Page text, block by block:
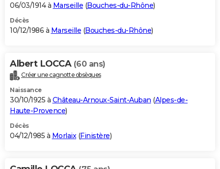
06/03/1914 à Marseille (Bouches-du-Rhône)
Décès
10/12/1986 à Marseille (Bouches-du-Rhône)
Albert LOCCA (60 ans)
Créer une cagnotte obsèques
Naissance
30/10/1925 à Château-Arnoux-Saint-Auban (Alpes-de-
Haute-Provence)
Décès
04/12/1985 à Morlaix (Finistère)